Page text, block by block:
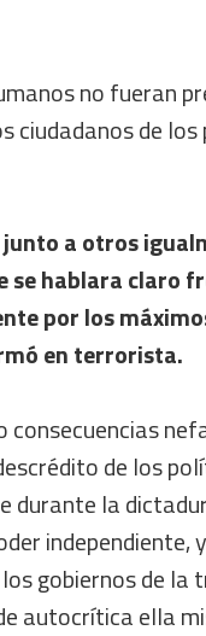
no fueran
ciudadanos de los
a otros
se hablara claro
por los
en terrorista.
consecuencias
de los
durante la
independiente,
gobiernos de
autocrítica ella